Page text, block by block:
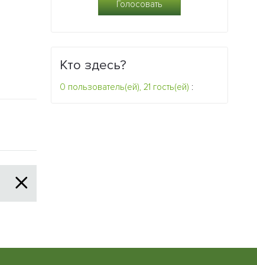
Парк юрского периода
Кто здесь?
0 пользователь(ей), 21 гость(ей) :